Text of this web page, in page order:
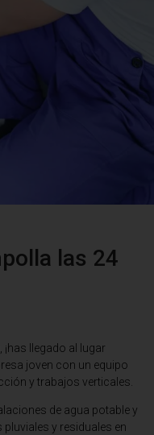
las 24
, ¡has llegado al lugar
joven con un equipo
y trabajos verticales.
de agua potable y
y residuales en